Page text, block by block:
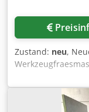
Zustand: neu,
TOS/INTOS
FNGP. Dcodpor